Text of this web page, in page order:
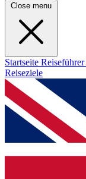
Close menu
Startseite Reiseführer
Reiseziele